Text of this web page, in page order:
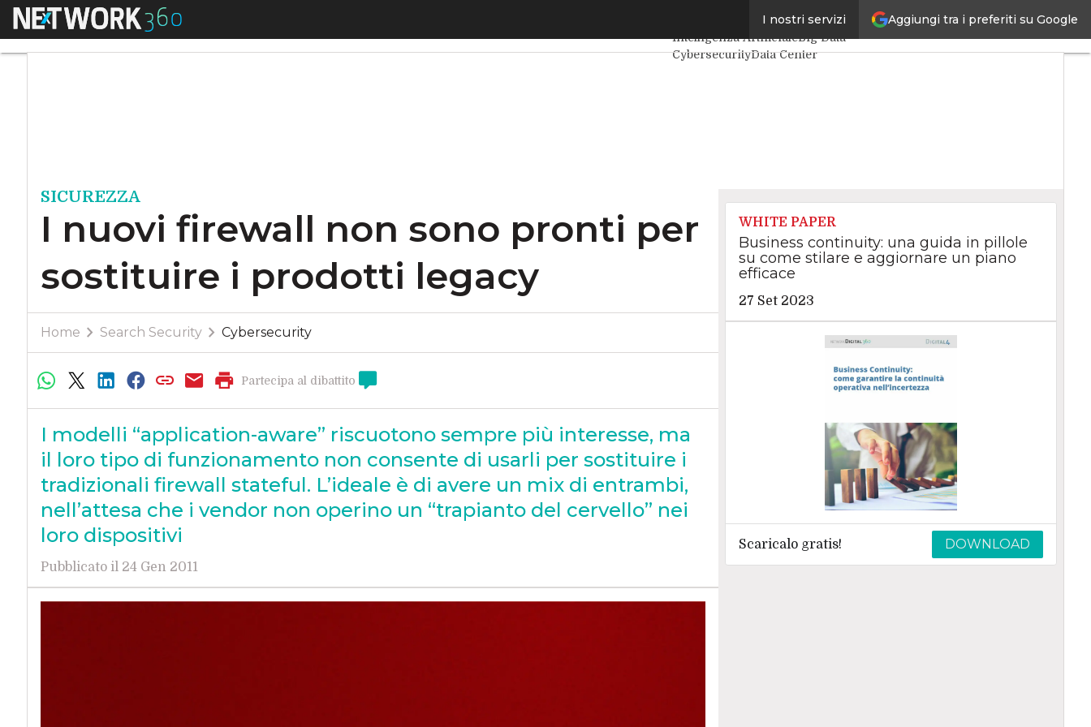
Aggiungi tra i preferiti su Google
I nostri servizi
Menu
Intelligenza ArtificialeBig Data
CybersecurityData Center
SICUREZZA
I nuovi firewall non sono pronti per
sostituire i prodotti legacy
Home Search Security Cybersecurity
Partecipa al dibattito
I modelli “application-aware” riscuotono sempre più interesse, ma
il loro tipo di funzionamento non consente di usarli per sostituire i
tradizionali firewall stateful. L’ideale è di avere un mix di entrambi,
nell’attesa che i vendor non operino un “trapianto del cervello” nei
loro dispositivi
Pubblicato il 24 Gen 2011
WHITE PAPER
Business continuity: una guida in pillole
su come stilare e aggiornare un piano
efficace
27 Set 2023
Scaricalo gratis! DOWNLOAD